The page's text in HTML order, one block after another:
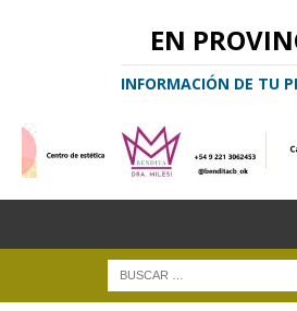
EN
INFORMACIÓN DE TU